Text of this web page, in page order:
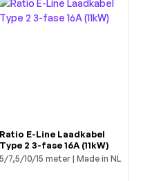
Ratio E-Line Laadkabel
Type 2 3-fase 16A (11kW)
5/7,5/10/15 meter | Made in NL